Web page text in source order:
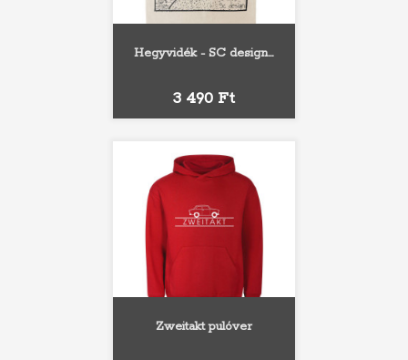
Hegyvidék - SC design...
Ár
3 490 Ft
Zweitakt pulóver